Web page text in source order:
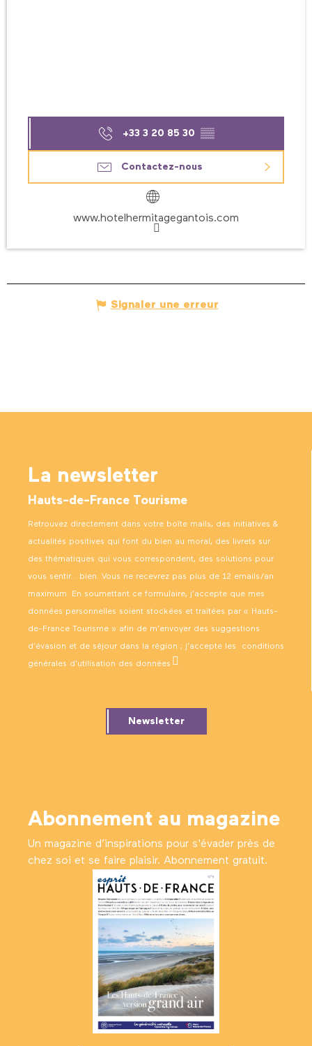
+33 3 20 85 30 ▒▒
Contactez-nous
www.hotelhermitagegantois.com
Signaler une erreur
La newsletter
Hauts-de-France Tourisme
Retrouvez directement dans votre boîte mails, des initiatives &
actualités positives qui font du bien au moral, des livrets sur
des thématiques qui vous correspondent, des solutions pour
vous sentir… bien. Vous ne recevrez pas plus de 12 emails/an
maximum. En soumettant ce formulaire, j’accepte que mes
données personnelles soient stockées et traitées par « Hauts-
de-France Tourisme » afin de m’envoyer des suggestions
d’évasion et de séjour dans la région ; j’accepte les conditions
générales d’utilisation des données .
Newsletter
Abonnement au magazine
Un magazine d’inspirations pour s'évader près de
chez soi et se faire plaisir. Abonnement gratuit.